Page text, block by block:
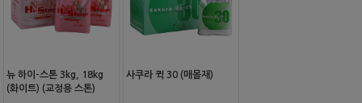
뉴 하이-스톤 3kg, 18kg
(화이트) (교정용 스톤)
사쿠라 퀵 30 (매몰재)